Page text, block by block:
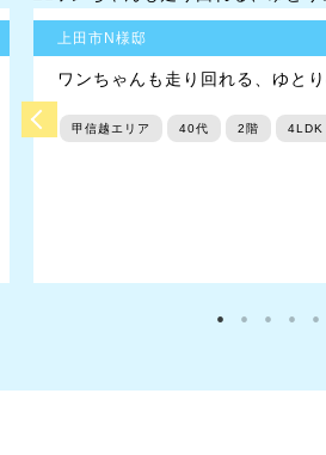
上田市N様邸
ワンちゃんも走り回れる、ゆと
甲信越エリア 40代 2階 4LDK